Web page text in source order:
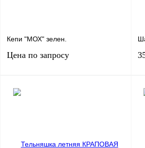
Кепи "МОХ" зелен.
Цена по запросу